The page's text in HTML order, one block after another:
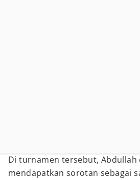
Di turnamen tersebut, Abdullah
mendapatkan sorotan sebagai